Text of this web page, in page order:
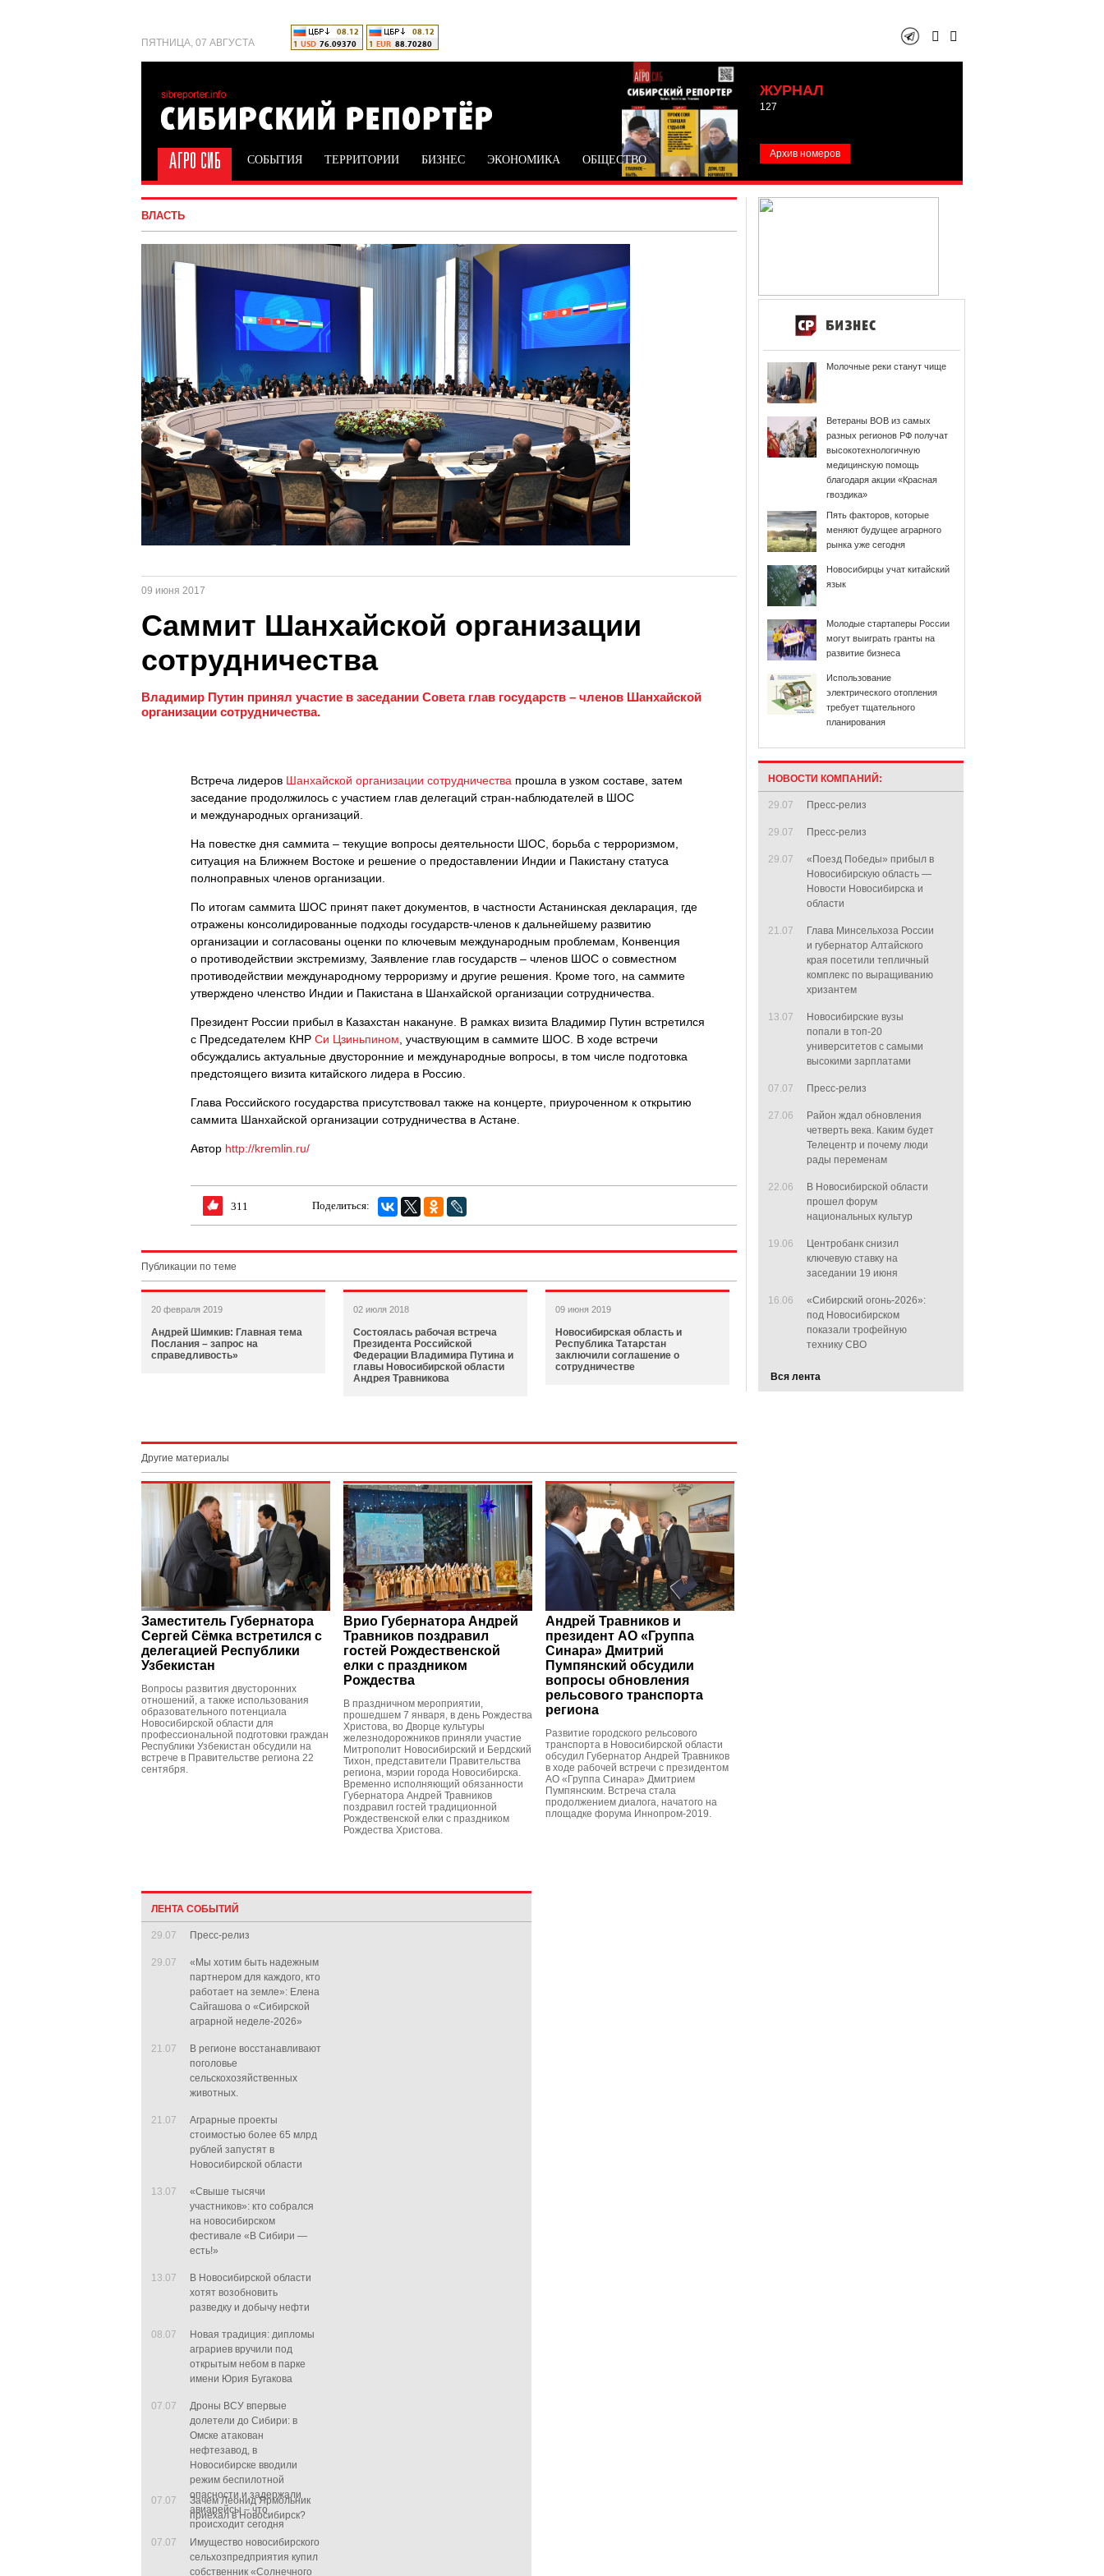
ПЯТНИЦА, 07 АВГУСТА
ЖУРНАЛ
127
Архив номеров
СОБЫТИЯ ТЕРРИТОРИИ БИЗНЕС ЭКОНОМИКА ОБЩЕСТВО
ВЛАСТЬ
09 июня 2017
Саммит Шанхайской организации
сотрудничества
Владимир Путин принял участие в заседании Совета глав государств – членов Шанхайской
организации сотрудничества.
Встреча лидеров Шанхайской организации сотрудничества прошла в узком составе, затем
заседание продолжилось с участием глав делегаций стран-наблюдателей в ШОС
и международных организаций.
На повестке дня саммита – текущие вопросы деятельности ШОС, борьба с терроризмом,
ситуация на Ближнем Востоке и решение о предоставлении Индии и Пакистану статуса
полноправных членов организации.
По итогам саммита ШОС принят пакет документов, в частности Астанинская декларация, где
отражены консолидированные подходы государств-членов к дальнейшему развитию
организации и согласованы оценки по ключевым международным проблемам, Конвенция
о противодействии экстремизму, Заявление глав государств – членов ШОС о совместном
противодействии международному терроризму и другие решения. Кроме того, на саммите
утверждено членство Индии и Пакистана в Шанхайской организации сотрудничества.
Президент России прибыл в Казахстан накануне. В рамках визита Владимир Путин встретился
с Председателем КНР Си Цзиньпином , участвующим в саммите ШОС. В ходе встречи
обсуждались актуальные двусторонние и международные вопросы, в том числе подготовка
предстоящего визита китайского лидера в Россию.
Глава Российского государства присутствовал также на концерте, приуроченном к открытию
саммита Шанхайской организации сотрудничества в Астане.
Автор http://kremlin.ru/
311 Поделиться:
Публикации по теме
20 февраля 2019
Андрей Шимкив: Главная тема
Послания – запрос на
справедливость»
02 июля 2018
Состоялась рабочая встреча
Президента Российской
Федерации Владимира Путина и
главы Новосибирской области
Андрея Травникова
09 июня 2019
Новосибирская область и
Республика Татарстан
заключили соглашение о
сотрудничестве
Другие материалы
Заместитель Губернатора
Сергей Сёмка встретился с
делегацией Республики
Узбекистан
Вопросы развития двусторонних
отношений, а также использования
образовательного потенциала
Новосибирской области для
профессиональной подготовки граждан
Республики Узбекистан обсудили на
встрече в Правительстве региона 22
сентября.
Врио Губернатора Андрей
Травников поздравил
гостей Рождественской
елки с праздником
Рождества
В праздничном мероприятии,
прошедшем 7 января, в день Рождества
Христова, во Дворце культуры
железнодорожников приняли участие
Митрополит Новосибирский и Бердский
Тихон, представители Правительства
региона, мэрии города Новосибирска.
Временно исполняющий обязанности
Губернатора Андрей Травников
поздравил гостей традиционной
Рождественской елки с праздником
Рождества Христова.
Андрей Травников и
президент АО «Группа
Синара» Дмитрий
Пумпянский обсудили
вопросы обновления
рельсового транспорта
региона
Развитие городского рельсового
транспорта в Новосибирской области
обсудил Губернатор Андрей Травников
в ходе рабочей встречи с президентом
АО «Группа Синара» Дмитрием
Пумпянским. Встреча стала
продолжением диалога, начатого на
площадке форума Иннопром-2019.
ЛЕНТА СОБЫТИЙ
29.07 Пресс-релиз
29.07
«Мы хотим быть надежным
партнером для каждого, кто
работает на земле»: Елена
Сайгашова о «Сибирской
аграрной неделе-2026»
21.07
В регионе восстанавливают
поголовье
сельскохозяйственных
животных.
21.07
Аграрные проекты
стоимостью более 65 млрд
рублей запустят в
Новосибирской области
13.07
«Свыше тысячи
участников»: кто собрался
на новосибирском
фестивале «В Сибири —
есть!»
13.07
В Новосибирской области
хотят возобновить
разведку и добычу нефти
08.07
Новая традиция: дипломы
аграриев вручили под
открытым небом в парке
имени Юрия Бугакова
07.07
Дроны ВСУ впервые
долетели до Сибири: в
Омске атакован
нефтезавод, в
Новосибирске вводили
режим беспилотной
опасности и задержали
авиарейсы – что
происходит сегодня
07.07
Зачем Леонид Ярмольник
приехал в Новосибирск?
07.07
Имущество новосибирского
сельхозпредприятия купил
собственник «Солнечного
Молочные реки станут чище
Ветераны ВОВ из самых
разных регионов РФ получат
высокотехнологичную
медицинскую помощь
благодаря акции «Красная
гвоздика»
Пять факторов, которые
меняют будущее аграрного
рынка уже сегодня
Новосибирцы учат китайский
язык
Молодые стартаперы России
могут выиграть гранты на
развитие бизнеса
Использование
электрического отопления
требует тщательного
планирования
НОВОСТИ КОМПАНИЙ:
29.07 Пресс-релиз
29.07 Пресс-релиз
29.07
«Поезд Победы» прибыл в
Новосибирскую область —
Новости Новосибирска и
области
21.07
Глава Минсельхоза России
и губернатор Алтайского
края посетили тепличный
комплекс по выращиванию
хризантем
13.07
Новосибирские вузы
попали в топ-20
университетов с самыми
высокими зарплатами
07.07 Пресс-релиз
27.06
Район ждал обновления
четверть века. Каким будет
Телецентр и почему люди
рады переменам
22.06
В Новосибирской области
прошел форум
национальных культур
19.06
Центробанк снизил
ключевую ставку на
заседании 19 июня
16.06
«Сибирский огонь-2026»:
под Новосибирском
показали трофейную
технику СВО
Вся лента